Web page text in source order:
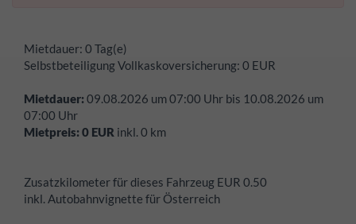
Mietdauer: 0 Tag(e)
Selbstbeteiligung Vollkaskoversicherung: 0 EUR
Mietdauer:09.08.2026 um07:00 Uhr bis 10.08.2026 um
07:00 Uhr
Mietpreis:0 EUR inkl. 0 km
Zusatzkilometer für dieses Fahrzeug EUR 0.50
inkl. Autobahnvignette für Österreich